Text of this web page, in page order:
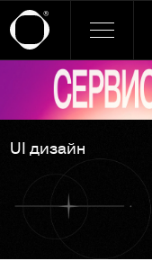
Ссылка баннера
UI дизайн